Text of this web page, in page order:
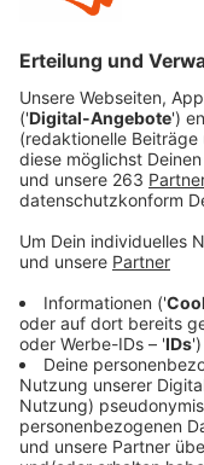
Mit seinem neuen
läutet Myles Smith
ein und setzt
kommendes
im besten Mix
Anzeige
Neu im besten
Dance)" von
Anzeige